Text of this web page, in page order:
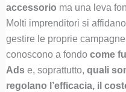
accessorio ma una leva
Molti imprenditori si
gestire le proprie
conoscono a fondo come
Adse, soprattutto, quali
regolano l’efficacia, il